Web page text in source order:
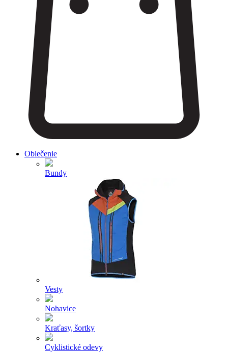
Oblečenie
Bundy
Vesty
Nohavice
Kraťasy, šortky
Cyklistické odevy